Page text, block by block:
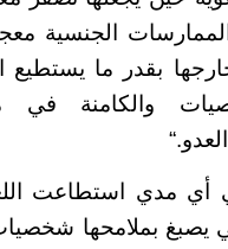
الجنسية
بقدر ما
والكامنة في
“.
أي مدي استطاعت
يصبغ بملامحها